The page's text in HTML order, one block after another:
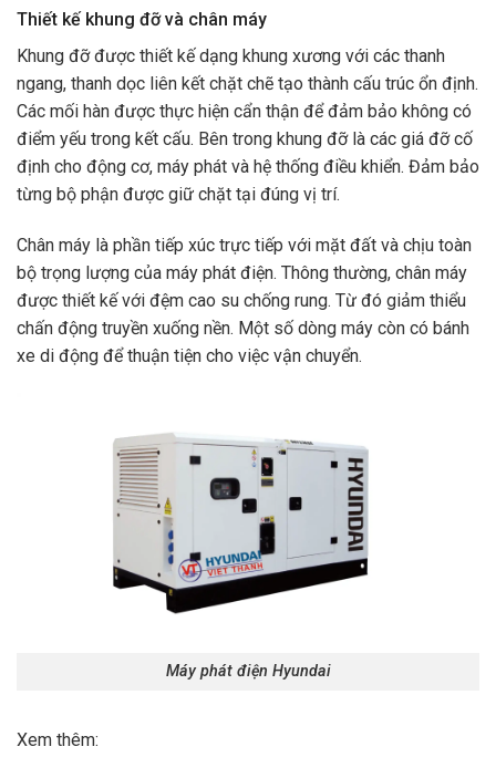
Thiết kế khung đỡ và chân máy
Khung đỡ được thiết kế dạng khung xương với các thanh
ngang, thanh dọc liên kết chặt chẽ tạo thành cấu trúc ổn định.
Các mối hàn được thực hiện cẩn thận để đảm bảo không có
điểm yếu trong kết cấu. Bên trong khung đỡ là các giá đỡ cố
định cho động cơ, máy phát và hệ thống điều khiển. Đảm bảo
từng bộ phận được giữ chặt tại đúng vị trí.
Chân máy là phần tiếp xúc trực tiếp với mặt đất và chịu toàn
bộ trọng lượng của máy phát điện. Thông thường, chân máy
được thiết kế với đệm cao su chống rung. Từ đó giảm thiểu
chấn động truyền xuống nền. Một số dòng máy còn có bánh
xe di động để thuận tiện cho việc vận chuyển.
Máy phát điện Hyundai
Xem thêm: